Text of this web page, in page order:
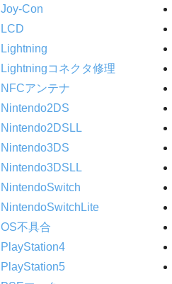
Joy-Con
LCD
Lightning
Lightningコネクタ修理
NFCアンテナ
Nintendo2DS
Nintendo2DSLL
Nintendo3DS
Nintendo3DSLL
NintendoSwitch
NintendoSwitchLite
OS不具合
PlayStation4
PlayStation5